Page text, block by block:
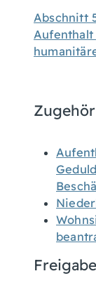
Abschnitt
Aufenthalt